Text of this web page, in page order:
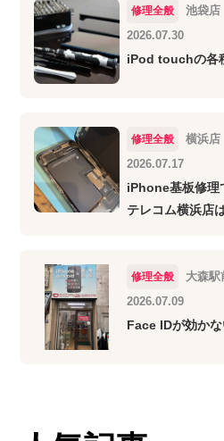
修理全般
池袋店
2026.07.30
iPod touchの各
修理全般
横浜店
2026.07.17
iPhone基板修理
テレコム横浜店
修理全般
大森駅
2026.07.09
Face IDが効か